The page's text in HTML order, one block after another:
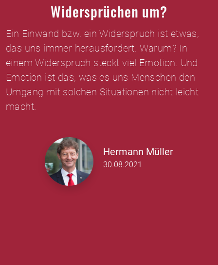
Widersprüchen um?
Ein Einwand bzw. ein Widerspruch ist etwas,
das uns immer herausfordert. Warum? In
einem Widerspruch steckt viel Emotion. Und
Emotion ist das, was es uns Menschen den
Umgang mit solchen Situationen nicht leicht
macht.
Hermann Müller
30.08.2021